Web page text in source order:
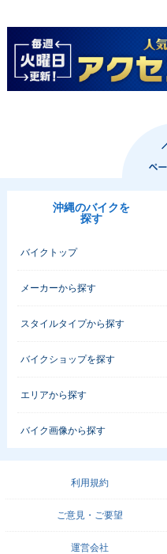
沖縄のバイクを
探す
バイクトップ
メーカーから探す
スタイルタイプから探す
バイクショップを探す
エリアから探す
バイク画像から探す
利用規約
ご意見・ご要望
運営会社